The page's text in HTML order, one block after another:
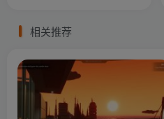
相关推荐